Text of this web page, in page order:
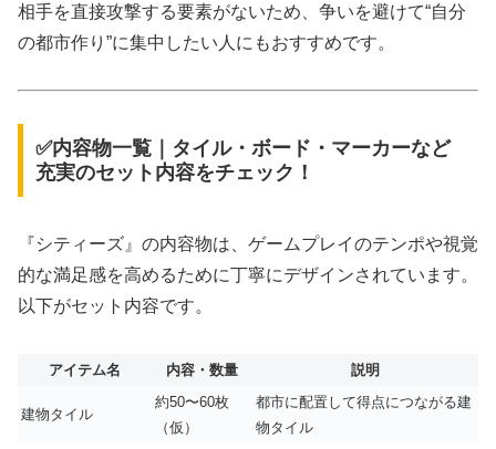
相手を直接攻撃する要素がないため、争いを避けて“自分
の都市作り”に集中したい人にもおすすめです。
✅内容物一覧｜タイル・ボード・マーカーなど
充実のセット内容をチェック！
『シティーズ』の内容物は、ゲームプレイのテンポや視覚
的な満足感を高めるために丁寧にデザインされています。
以下がセット内容です。
アイテム名 内容・数量 説明
建物タイル
約50〜60枚
（仮）
都市に配置して得点につながる建
物タイル